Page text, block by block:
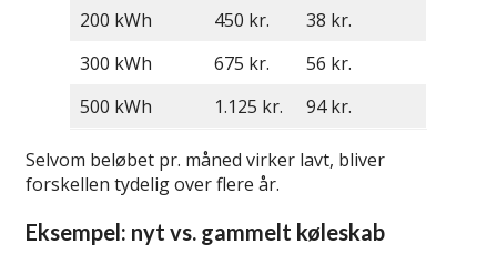
200 kWh
450 kr.
38 kr.
300 kWh
675 kr.
56 kr.
500 kWh
1.125 kr. 94 kr.
Selvom beløbet pr. måned virker lavt, bliver
forskellen tydelig over flere år.
Eksempel: nyt vs. gammelt køleskab